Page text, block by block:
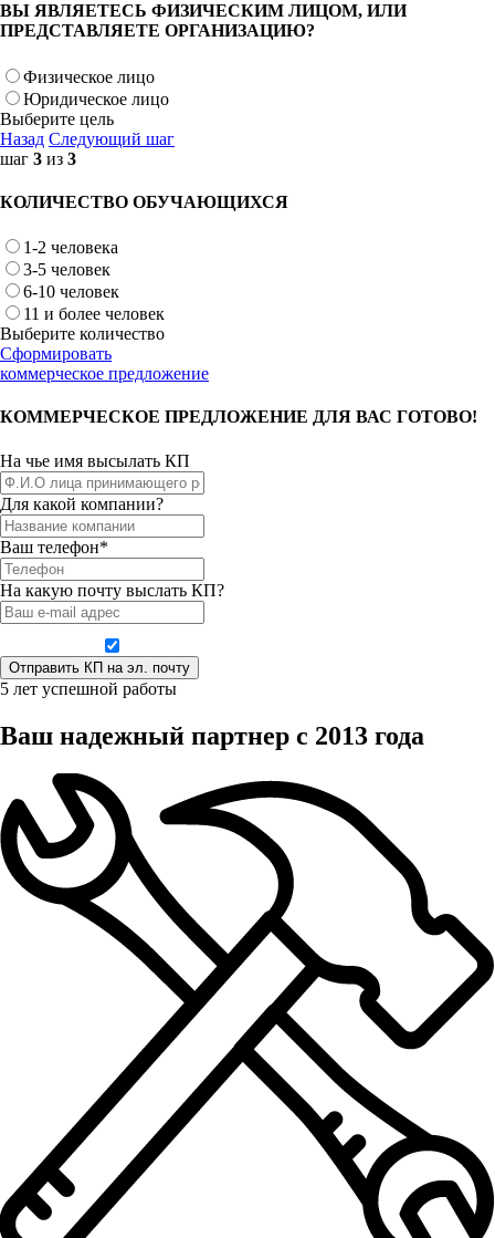
ВЫ ЯВЛЯЕТЕСЬ ФИЗИЧЕСКИМ ЛИЦОМ, ИЛИ
ПРЕДСТАВЛЯЕТЕ ОРГАНИЗАЦИЮ?
Физическое лицо
Юридическое лицо
Выберите цель
Назад Следующий шаг
шаг 3 из 3
КОЛИЧЕСТВО ОБУЧАЮЩИХСЯ
1-2 человека
3-5 человек
6-10 человек
11 и более человек
Выберите количество
Сформировать
коммерческое предложение
КОММЕРЧЕСКОЕ ПРЕДЛОЖЕНИЕ ДЛЯ ВАС ГОТОВО!
На чье имя высылать КП
Для какой компании?
Ваш телефон*
На какую почту выслать КП?
5 лет успешной работы
Ваш надежный партнер с 2013 года